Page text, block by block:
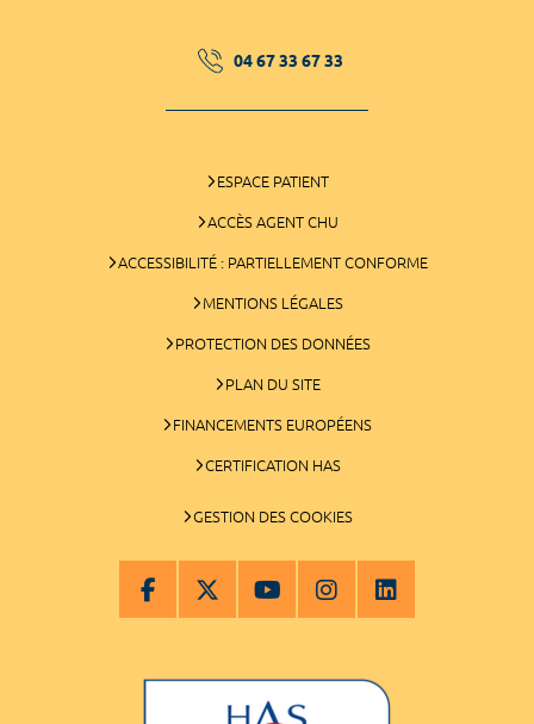
04 67 33 67 33
ESPACE PATIENT
ACCÈS AGENT CHU
ACCESSIBILITÉ : PARTIELLEMENT CONFORME
MENTIONS LÉGALES
PROTECTION DES DONNÉES
PLAN DU SITE
FINANCEMENTS EUROPÉENS
CERTIFICATION HAS
GESTION DES COOKIES